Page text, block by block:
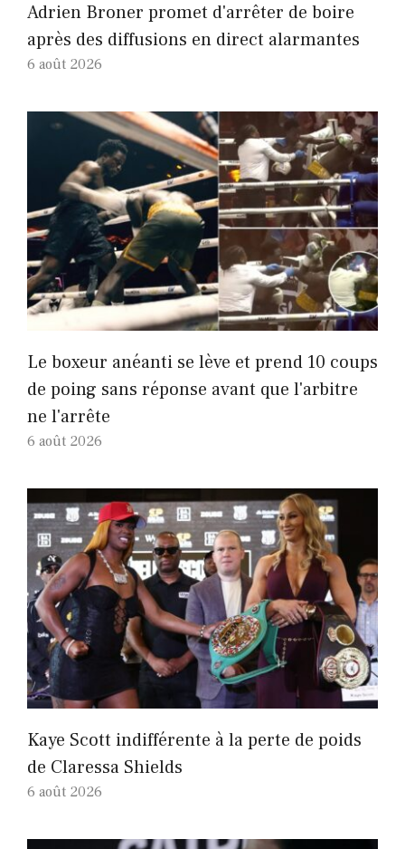
Adrien Broner promet d'arrêter de boire
après des diffusions en direct alarmantes
6 août 2026
Le boxeur anéanti se lève et prend 10 coups
de poing sans réponse avant que l'arbitre
ne l'arrête
6 août 2026
Kaye Scott indifférente à la perte de poids
de Claressa Shields
6 août 2026